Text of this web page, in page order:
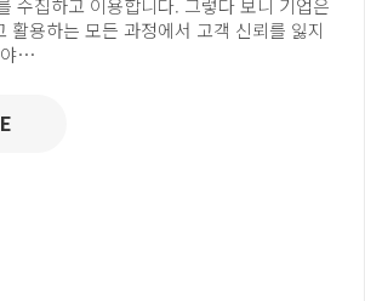
수집하고 이용합니다. 그렇다 보니 기업은
활용하는 모든 과정에서 고객 신뢰를 잃지
야…